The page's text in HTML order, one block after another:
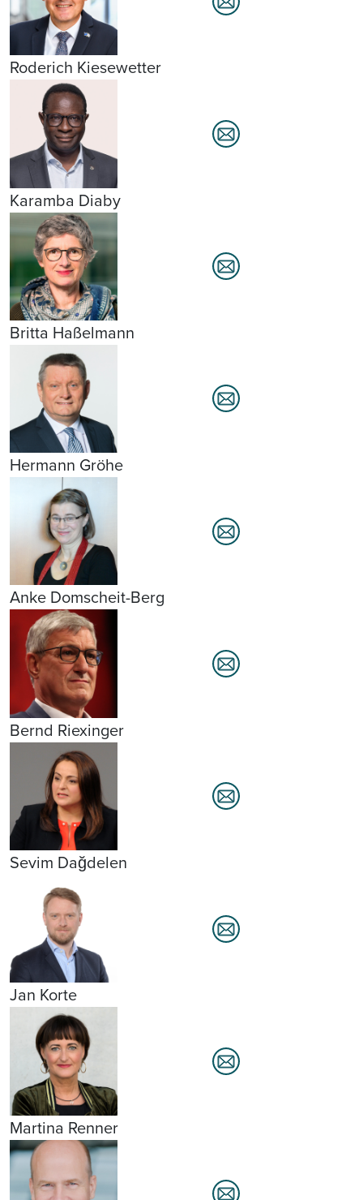
Roderich Kiesewetter
Karamba Diaby
Britta Haßelmann
Hermann Gröhe
Anke Domscheit-Berg
Bernd Riexinger
Sevim Dağdelen
Jan Korte
Martina Renner